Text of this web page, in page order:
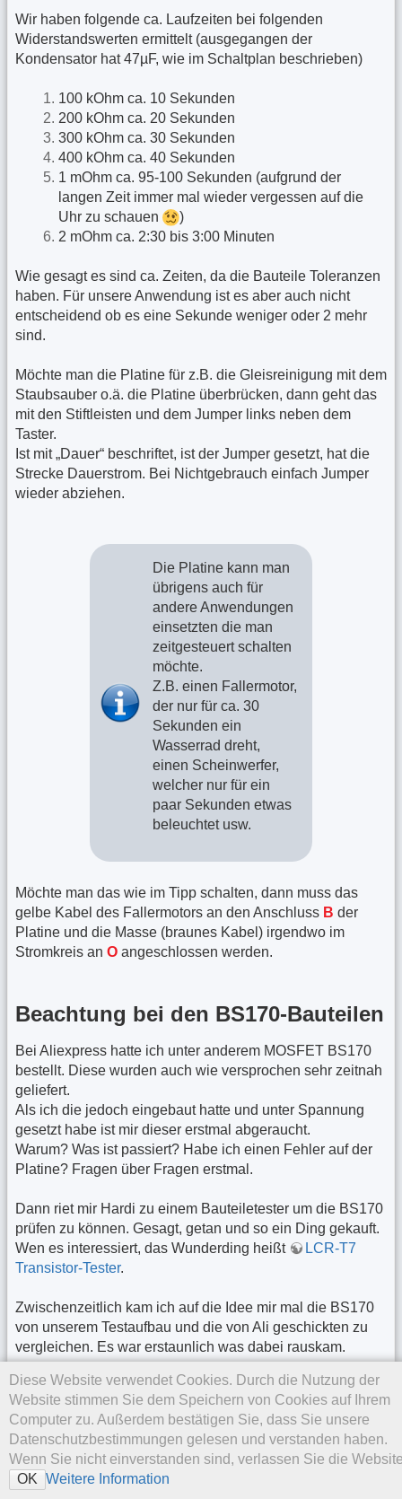
Wir haben folgende ca. Laufzeiten bei folgenden
Widerstandswerten ermittelt (ausgegangen der
Kondensator hat 47µF, wie im Schaltplan beschrieben)
100 kOhm ca. 10 Sekunden
200 kOhm ca. 20 Sekunden
300 kOhm ca. 30 Sekunden
400 kOhm ca. 40 Sekunden
1 mOhm ca. 95-100 Sekunden (aufgrund der
langen Zeit immer mal wieder vergessen auf die
Uhr zu schauen
)
2 mOhm ca. 2:30 bis 3:00 Minuten
Wie gesagt es sind ca. Zeiten, da die Bauteile Toleranzen
haben. Für unsere Anwendung ist es aber auch nicht
entscheidend ob es eine Sekunde weniger oder 2 mehr
sind.
Möchte man die Platine für z.B. die Gleisreinigung mit dem
Staubsauber o.ä. die Platine überbrücken, dann geht das
mit den Stiftleisten und dem Jumper links neben dem
Taster.
Ist mit „Dauer“ beschriftet, ist der Jumper gesetzt, hat die
Strecke Dauerstrom. Bei Nichtgebrauch einfach Jumper
wieder abziehen.
Die Platine kann man
übrigens auch für
andere Anwendungen
einsetzten die man
zeitgesteuert schalten
möchte.
Z.B. einen Fallermotor,
der nur für ca. 30
Sekunden ein
Wasserrad dreht,
einen Scheinwerfer,
welcher nur für ein
paar Sekunden etwas
beleuchtet usw.
Möchte man das wie im Tipp schalten, dann muss das
gelbe Kabel des Fallermotors an den Anschluss B der
Platine und die Masse (braunes Kabel) irgendwo im
Stromkreis an O angeschlossen werden.
Beachtung bei den BS170-Bauteilen
Bei Aliexpress hatte ich unter anderem MOSFET BS170
bestellt. Diese wurden auch wie versprochen sehr zeitnah
geliefert.
Als ich die jedoch eingebaut hatte und unter Spannung
gesetzt habe ist mir dieser erstmal abgeraucht.
Warum? Was ist passiert? Habe ich einen Fehler auf der
Platine? Fragen über Fragen erstmal.
Dann riet mir Hardi zu einem Bauteiletester um die BS170
prüfen zu können. Gesagt, getan und so ein Ding gekauft.
Wen es interessiert, das Wunderding heißt
LCR-T7
Transistor-Tester.
Zwischenzeitlich kam ich auf die Idee mir mal die BS170
von unserem Testaufbau und die von Ali geschickten zu
vergleichen. Es war erstaunlich was dabei rauskam.
Hier mal die Messung mit dem Wunderding der BS170
von Aliexpress:
Diese Website verwendet Cookies. Durch die Nutzung der
Website stimmen Sie dem Speichern von Cookies auf Ihrem
Computer zu. Außerdem bestätigen Sie, dass Sie unsere
Datenschutzbestimmungen gelesen und verstanden haben.
Wenn Sie nicht einverstanden sind, verlassen Sie die
OK Weitere Information